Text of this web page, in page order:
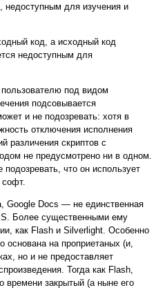
недоступным для изучения и
код, а исходный код
недоступным для
под видом
подсовывается
и не подозревать: хотя в
отключения исполнения
различения скриптов с
не предусмотрено ни в одном.
что он использует
софт.
Google Docs — не единственная
Более существенными ему
как Flash и Silverlight. Особенно
основана на проприетаных (и,
но и не предоставляет
Тогда как Flash,
времени закрытый (а ныне его